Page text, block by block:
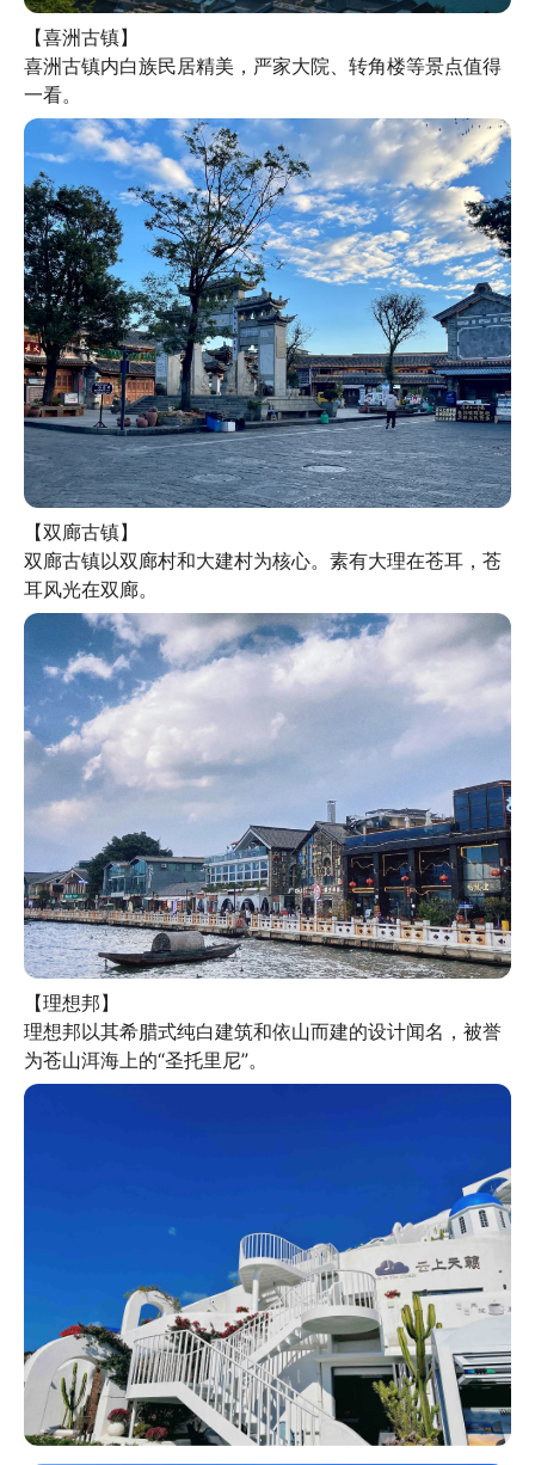
【喜洲古镇】
喜洲古镇内白族民居精美，严家大院、转角楼等景点值得
一看。
【双廊古镇】
双廊古镇以双廊村和大建村为核心。素有大理在苍耳，苍
耳风光在双廊。
【理想邦】
理想邦以其希腊式纯白建筑和依山而建的设计闻名，被誉
为苍山洱海上的“圣托里尼”。